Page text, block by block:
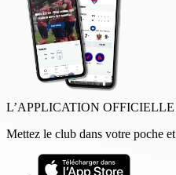
L’APPLICATION
Mettez le club dans votre poche